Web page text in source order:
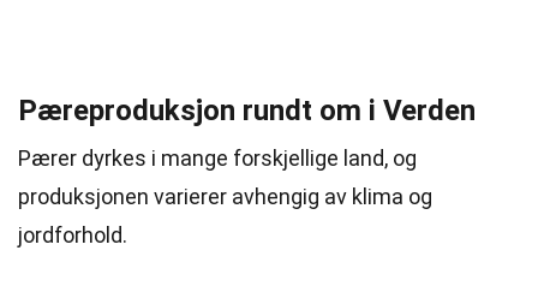
Pæreproduksjon rundt om i Verden
Pærer dyrkes i mange forskjellige land, og
produksjonen varierer avhengig av klima og
jordforhold.